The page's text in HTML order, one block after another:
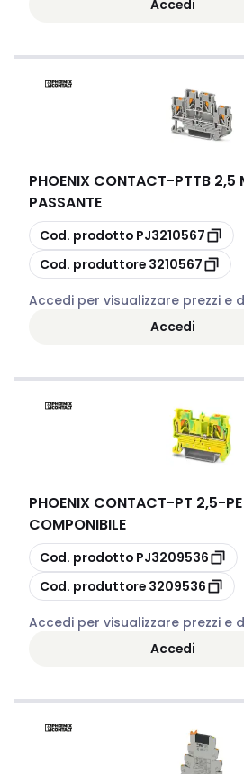
Accedi
PHOENIX CONTACT-PTTB 2,5
PASSANTE
copia
Cod. prodotto PJ3210567
copia
Cod. produttore 3210567
Accedi per visualizzare prezzi e
Accedi
PHOENIX CONTACT-PT 2,5-
COMPONIBILE
copia
Cod. prodotto PJ3209536
copia
Cod. produttore 3209536
Accedi per visualizzare prezzi e
Accedi